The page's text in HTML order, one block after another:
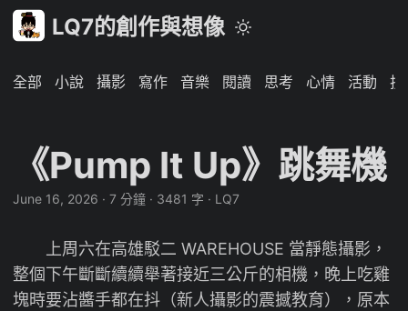
LQ7的創作與想像
全部 小說 攝影 寫作 音樂 閱讀 思考 心情 活動 技
《Pump It Up》跳舞機
June 16, 2026 · 7 分鐘 · 3481 字 · LQ7
上周六在高雄駁二 WAREHOUSE 當靜態攝影，
整個下午斷斷續續舉著接近三公斤的相機，晚上吃雞
塊時要沾醬手都在抖（新人攝影的震撼教育），原本